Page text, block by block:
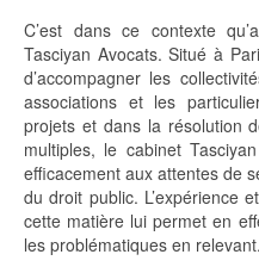
C’est dans ce contexte
Tasciyan Avocats. Situé à
d’accompagner les
associations et les
projets et dans la résolution
multiples, le cabinet
efficacement aux attentes de
du droit public. L’expérience
cette matière lui permet en
les problématiques en relevant.